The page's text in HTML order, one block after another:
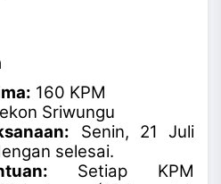
160 KPM
Sriwungu
Senin, 21 Juli
selesai.
Setiap KPM